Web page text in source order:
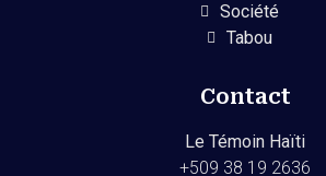
Société
Tabou
Contact
Le Témoin Haïti
+509 38 19 2636